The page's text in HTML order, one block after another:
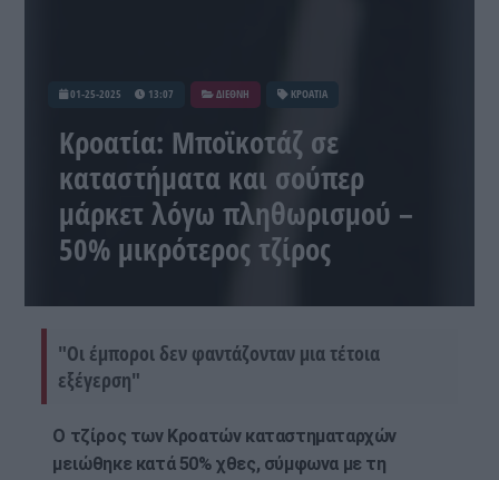
01-25-2025 13:07 ΔΙΕΘΝΗ ΚΡΟΑΤΙΑ
Κροατία: Μποϊκοτάζ σε
καταστήματα και σούπερ
μάρκετ λόγω πληθωρισμού –
50% μικρότερος τζίρος
"Οι έμποροι δεν φαντάζονταν μια τέτοια
εξέγερση"
Ο τζίρος των Κροατών καταστηματαρχών
μειώθηκε κατά 50% χθες, σύμφωνα με τη